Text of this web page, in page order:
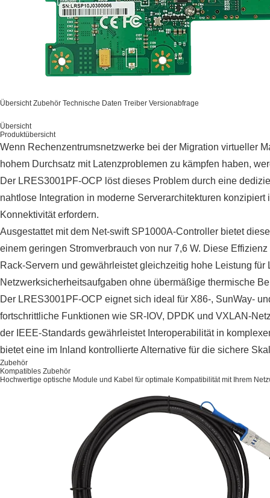
Übersicht Zubehör Technische Daten Treiber Versionabfrage
Übersicht
Produktübersicht
Wenn Rechenzentrumsnetzwerke bei der Migration virtueller
hohem Durchsatz mit Latenzproblemen zu kämpfen haben,
Der LRES3001PF-OCP löst dieses Problem durch eine
nahtlose Integration in moderne Serverarchitekturen
Konnektivität erfordern.
Ausgestattet mit dem Net-swift SP1000A-Controller bietet
einem geringen Stromverbrauch von nur 7,6 W. Diese
Rack-Servern und gewährleistet gleichzeitig hohe Leistung
Netzwerksicherheitsaufgaben ohne übermäßige thermische
Der LRES3001PF-OCP eignet sich ideal für X86-, SunWay-
fortschrittliche Funktionen wie SR-IOV, DPDK und VXLAN-
der IEEE-Standards gewährleistet Interoperabilität in
bietet eine im Inland kontrollierte Alternative für die sichere
Zubehör
Kompatibles Zubehör
Hochwertige optische Module und Kabel für optimale Kompatibilität mit Ihrem